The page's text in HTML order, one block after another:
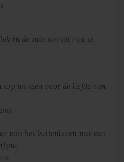
in de tuin om tot rust te
top tot teen voor de liefde van
van het buitenleven met een